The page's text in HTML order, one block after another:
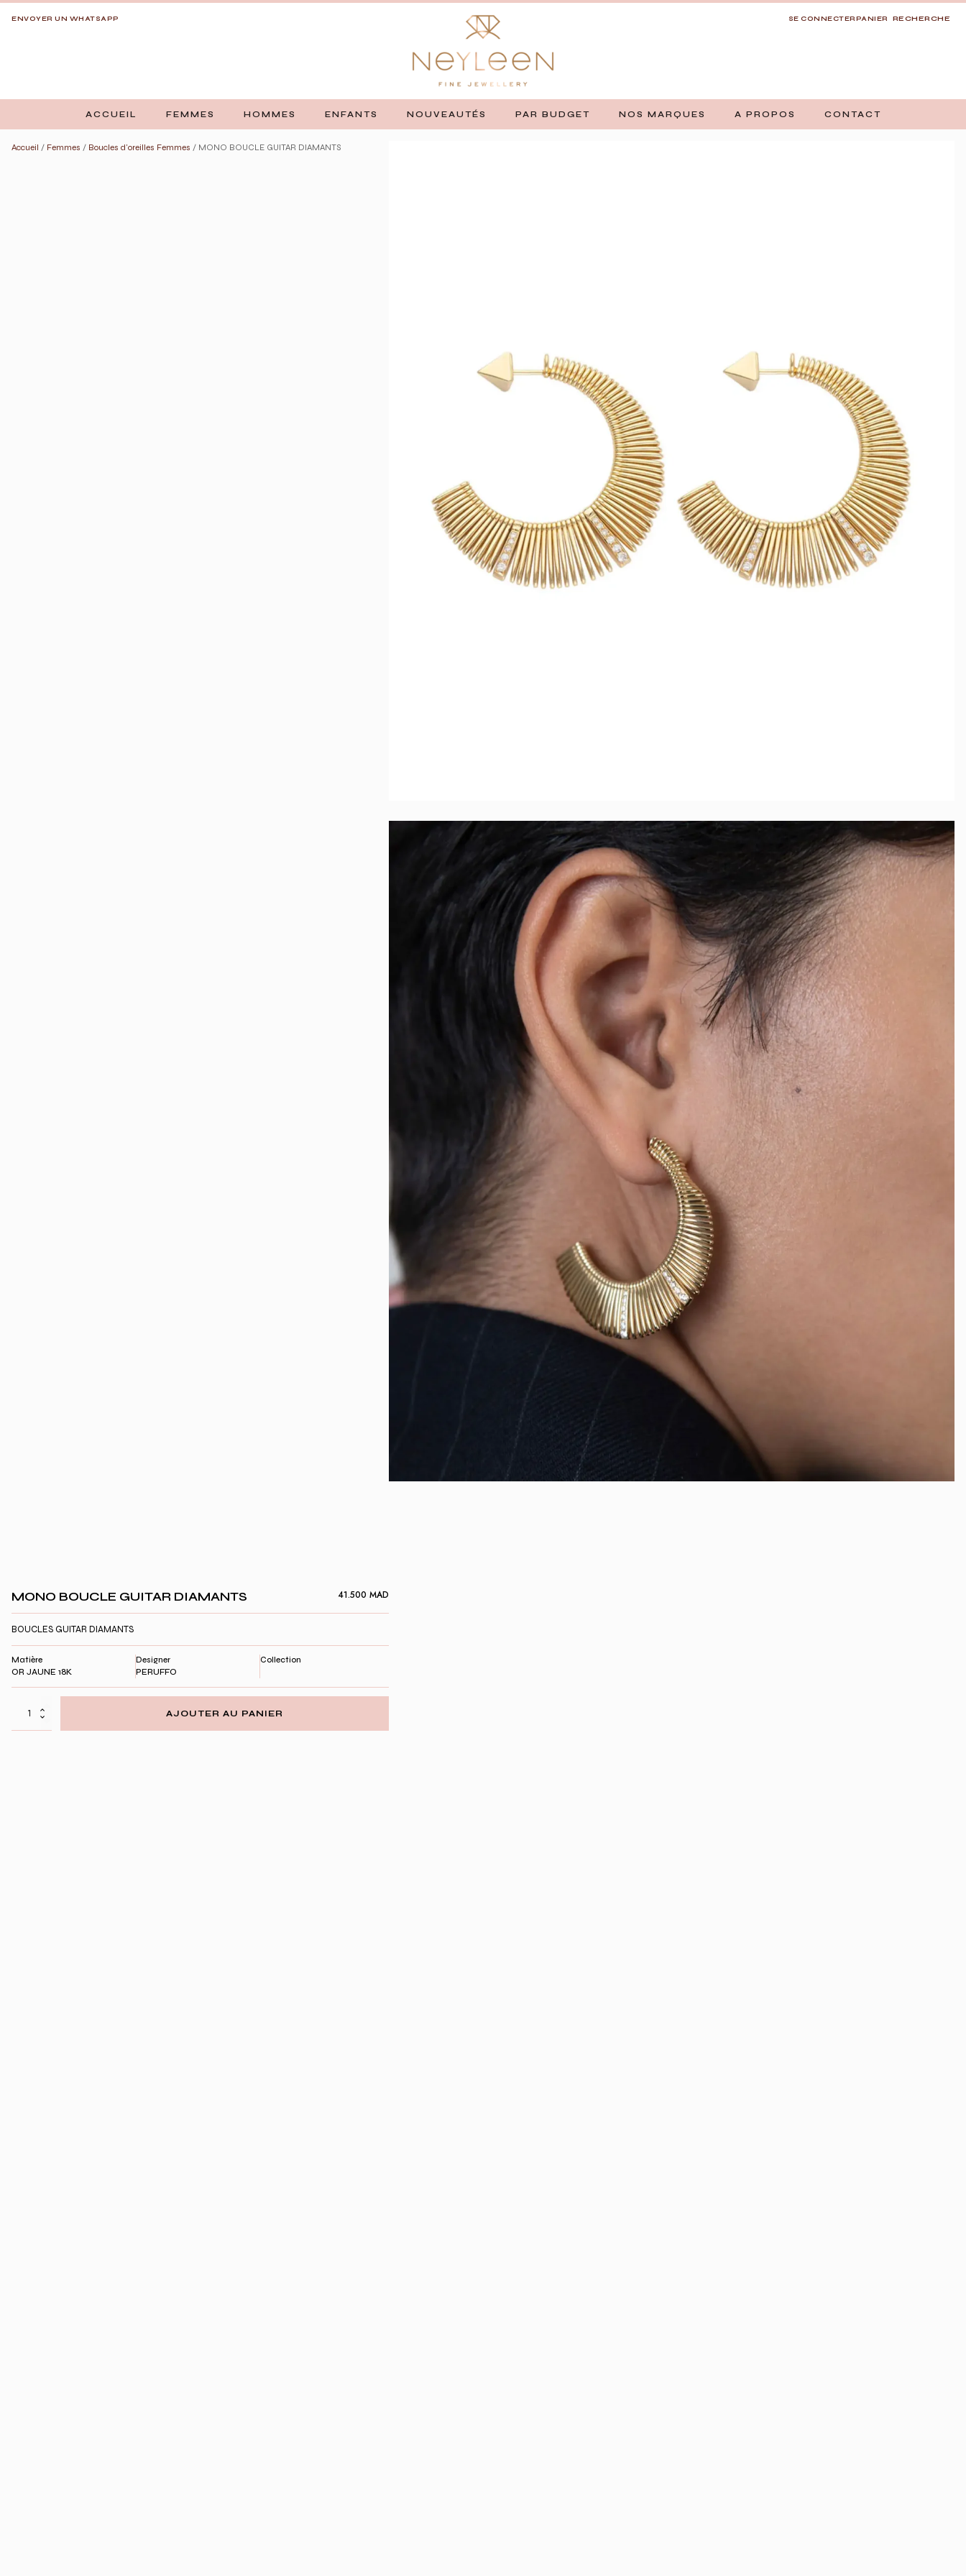
ENVOYER UN WHATSAPP SE CONNECTER PANIER RECHERCHE
ACCUEIL FEMMES HOMMES ENFANTS NOUVEAUTÉS PAR BUDGET NOS MARQUES A PROPOS CONTACT
Accueil / Femmes / Boucles d'oreilles Femmes / MONO BOUCLE GUITAR DIAMANTS
MONO BOUCLE GUITAR DIAMANTS 41.500 MAD
BOUCLES GUITAR DIAMANTS
Matière
OR JAUNE 18K
Designer
PERUFFO
Collection
quantité
AJOUTER AU PANIER